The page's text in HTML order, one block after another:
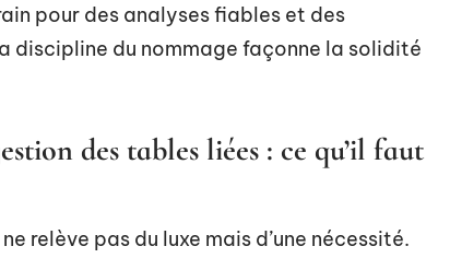
pour des analyses fiables et des
discipline du nommage façonne la solidité
des tables liées : ce qu’il faut
relève pas du luxe mais d’une nécessité.